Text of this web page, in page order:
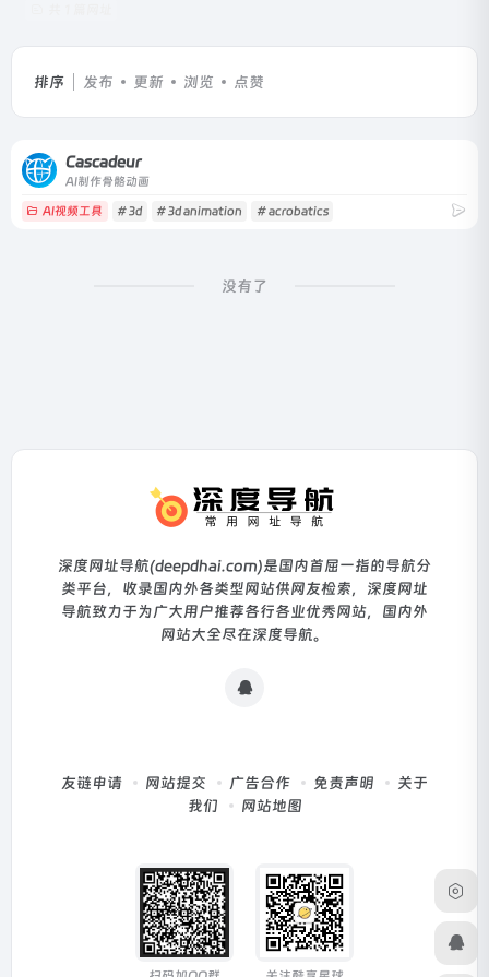
排序 发布 更新 浏览 点赞
Cascadeur
AI制作骨骼动画
AI视频工具 # 3d # 3d animation # acrobatics
没有了
深度网址导航(deepdhai.com)是国内首屈一指的导航分
类平台，收录国内外各类型网站供网友检索，深度网址
导航致力于为广大用户推荐各行各业优秀网站，国内外
网站大全尽在深度导航。
友链申请 网站提交 广告合作 免责声明
关于
我们
网站地图